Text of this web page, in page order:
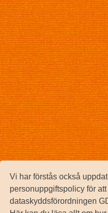
Vi har förstås också
personuppgiftspolicy för
dataskyddsförordningen